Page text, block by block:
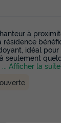
à
idéal pour
seulement
... Afficher la suite